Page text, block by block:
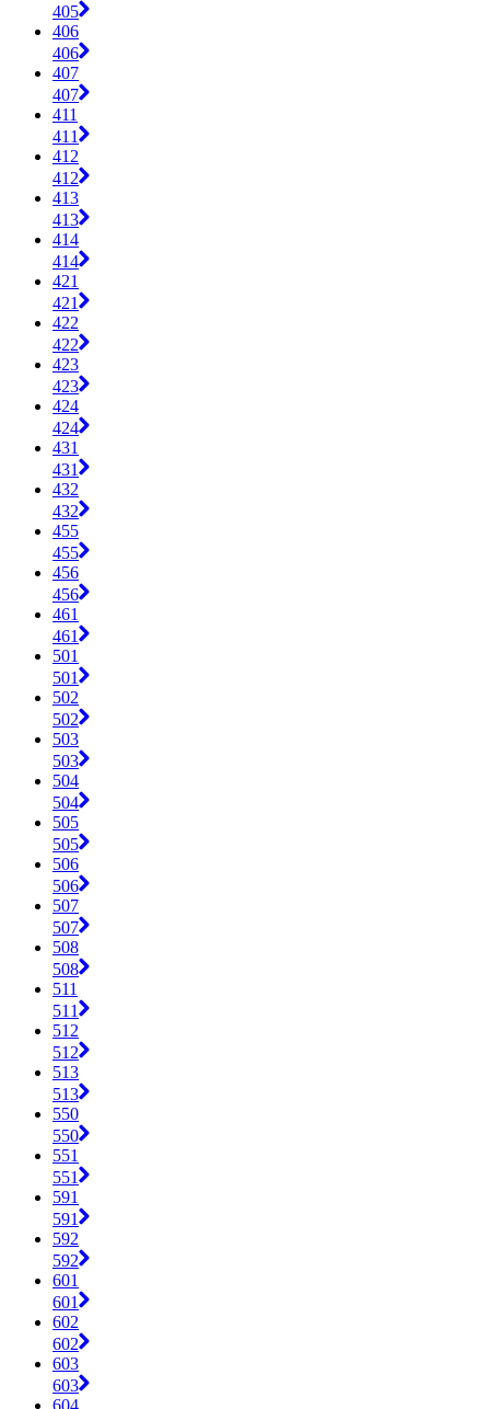
405
406
406
407
407
411
411
412
412
413
413
414
414
421
421
422
422
423
423
424
424
431
431
432
432
455
455
456
456
461
461
501
501
502
502
503
503
504
504
505
505
506
506
507
507
508
508
511
511
512
512
513
513
550
550
551
551
591
591
592
592
601
601
602
602
603
603
604